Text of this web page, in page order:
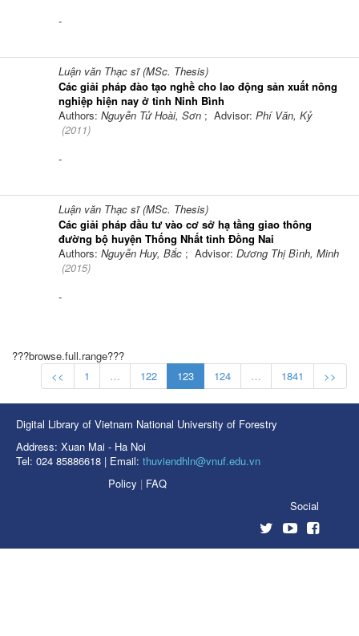
-
Luận văn Thạc sĩ (MSc. Thesis)
Các giải pháp đào tạo nghề cho lao động sản xuất nông
nghiệp hiện nay ở tỉnh Ninh Bình
Authors: Nguyễn Tử Hoài, Sơn ; Advisor: Phí Văn, Kỷ
(2011)
-
Luận văn Thạc sĩ (MSc. Thesis)
Các giải pháp đầu tư vào cơ sở hạ tầng giao thông
đường bộ huyện Thống Nhất tỉnh Đồng Nai
Authors: Nguyễn Huy, Bắc ; Advisor: Dương Thị Bình, Minh
(2015)
-
???browse.full.range???
<<
1 … 122 123 124 … 1841 >>
Digital Library of Vietnam National University of Forestry
Address: Xuan Mai - Ha Noi
Tel: 024 85886618 | Email: thuviendhln@vnuf.edu.vn
Policy | FAQ
Social